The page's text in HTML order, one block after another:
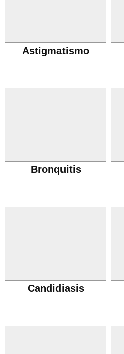
Astigmatismo
Bronquitis
Candidiasis